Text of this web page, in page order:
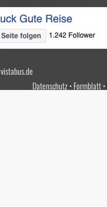
vistabus.de
Datenschutz Formblatt